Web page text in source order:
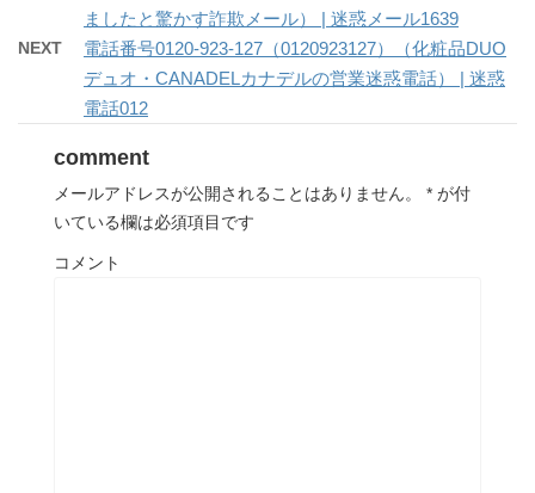
ましたと驚かす詐欺メール） | 迷惑メール1639
NEXT
電話番号0120-923-127（0120923127）（化粧品DUO
デュオ・CANADELカナデルの営業迷惑電話） | 迷惑
電話012
comment
メールアドレスが公開されることはありません。 * が付
いている欄は必須項目です
コメント